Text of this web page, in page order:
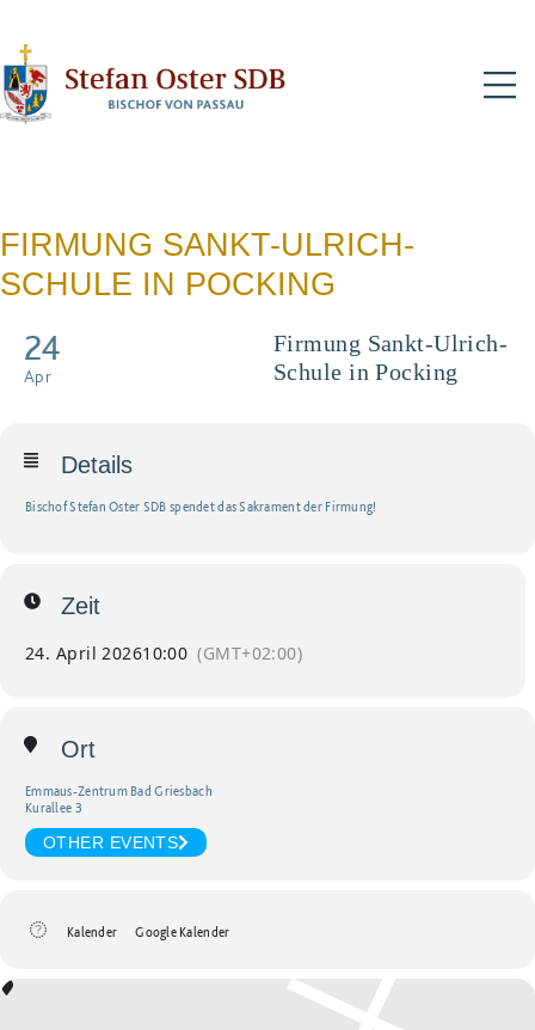
FIRMUNG SANKT-ULRICH-
SCHULE IN POCKING
24
Apr
Firmung Sankt-Ulrich-
Schule in Pocking
Details
Bischof Stefan Oster SDB spendet das Sakrament der Firmung!
Zeit
24. April 202610:00 (GMT+02:00)
Ort
Emmaus-Zentrum Bad Griesbach
Kurallee 3
OTHER EVENTS
Kalender Google Kalender